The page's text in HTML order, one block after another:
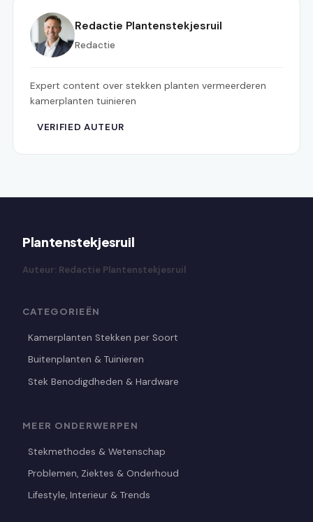
Redactie Plantenstekjesruil
Redactie
Expert content over stekken planten vermeerderen
kamerplanten tuinieren
VERIFIED AUTEUR
Plantenstekjesruil
Auteur: Redactie Plantenstekjesruil
CATEGORIEËN
Kamerplanten Stekken per Soort
Buitenplanten & Tuinieren
Stek Benodigdheden & Hardware
MEER ONDERWERPEN
Stekmethodes & Wetenschap
Problemen, Ziektes & Onderhoud
Lifestyle, Interieur & Trends